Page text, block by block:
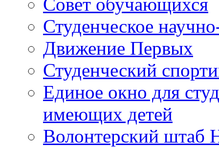
Студенческое
Движение Первых
Студенческий
Единое окно для
имеющих детей
Волонтерский штаб